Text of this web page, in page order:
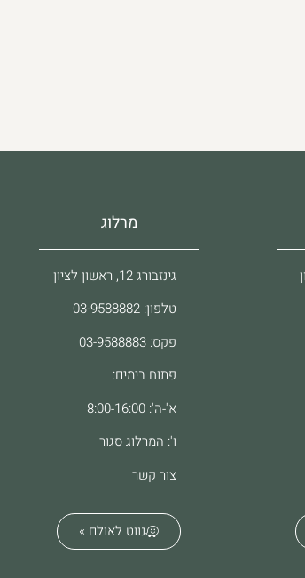
מרלוג
גינזבורג 12, ראשון לציון
טלפון: 03-9588882
פקס: 03-9588883
פתוח בימים:
א'-ה': 8:00-16:00
ו': המרלוג סגור
צור קשר
נווט לאולם »